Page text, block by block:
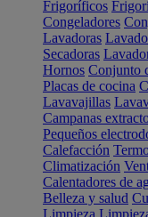
Frigoríficos
Congeladores
Lavadoras
Secadoras
Hornos Conjunto
Placas de cocina
Lavavajillas
Campanas
Pequeños
Calefacción
Climatización
Calentadores de
Belleza y salud
Limpieza